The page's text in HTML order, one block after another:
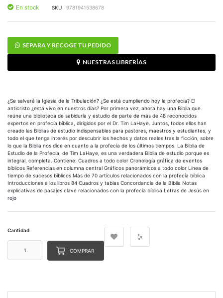
En stock SKU 9781941538678
SEPARA Y RECOGE TU PEDIDO
NUESTRAS LIBRERÍAS
¿Se salvará la Iglesia de la Tribulación? ¿Se está cumpliendo hoy la profecía? El
anticristo ¿está vivo en nuestros días? Por primera vez, ahora hay una Biblia que
reúne una biblioteca de sabiduría y estudio de parte de más de 48 reconocidos
expertos en profecía bíblica, dirigidos por el Dr. Tim LaHaye. Juntos, todos ellos han
creado las Biblias de estudio indispensables para pastores, maestros y estudiantes, y
todo el que tenga interés por descubrir los hechos y datos reales tras la ficción, sobre
lo que la Biblia nos dice en cuanto a la profecía de los últimos tiempos. La Biblia de
Estudio de la Profecía, de Tim LaHaye, es una verdadera Biblia de estudio porque es
integral, completa. Contiene: Cuadros a todo color Cronología gráfica de eventos
bíblicos Referencias en columna central Gráficos panorámicos a todo color Línea de
tiempo de sucesos bíblicos Más de 70 artículos relacionados con la profecía bíblica
Introducciones a los libros 84 Cuadros y tablas Concordancia de la Biblia Notas
explicativas de pasajes clave relacionados con la profecía bíblica Letras de Jesús en
rojo
Cantidad
COMPRAR